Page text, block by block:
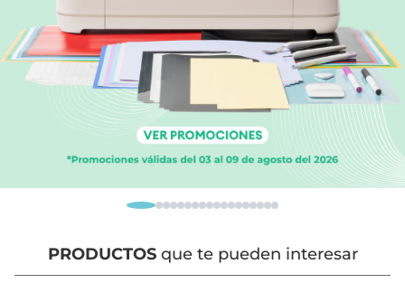
PRODUCTOSque te pueden interesar